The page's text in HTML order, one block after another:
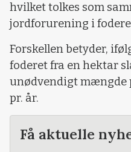
hvilket tolkes som
jordforurening i
Forskellen betyder,
foderet fra en hektar
unødvendigt mængde
pr. år.
Få aktuelle